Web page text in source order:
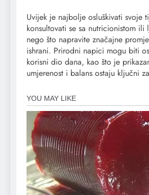
Uvijek je najbolje osluškivati svoje
konsultovati se sa nutricionistom ili
nego što napravite značajne
ishrani. Prirodni napici mogu biti
korisni dio dana, kao što je
umjerenost i balans ostaju ključni